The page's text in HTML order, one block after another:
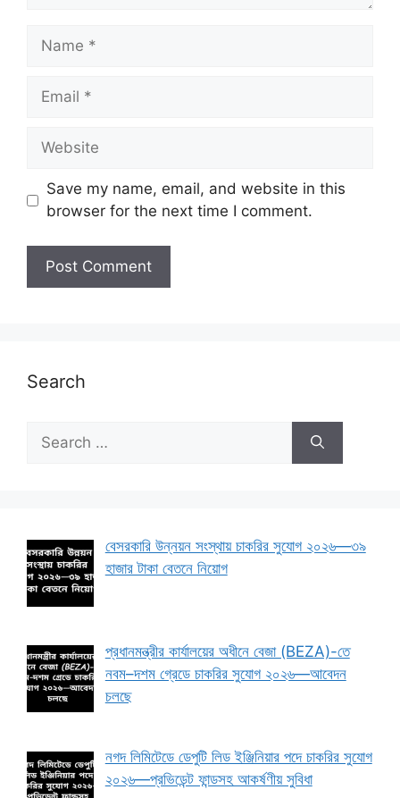
Name
Email
Website
Save my name, email, and website in this
browser for the next time I comment.
Search
for:
বেসরকারি উন্নয়ন সংস্থায় চাকরির সুযোগ ২০২৬—৩৯
হাজার টাকা বেতনে নিয়োগ
প্রধানমন্ত্রীর কার্যালয়ের অধীনে বেজা (BEZA)-তে
নবম–দশম গ্রেডে চাকরির সুযোগ ২০২৬—আবেদন
চলছে
নগদ লিমিটেডে ডেপুটি লিড ইঞ্জিনিয়ার পদে চাকরির সুযোগ
২০২৬—প্রভিডেন্ট ফান্ডসহ আকর্ষণীয় সুবিধা